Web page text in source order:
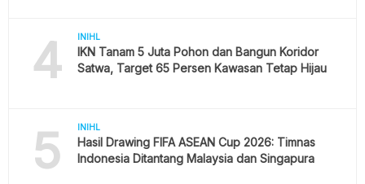
4 INIHL
IKN Tanam 5 Juta Pohon dan Bangun Koridor
Satwa, Target 65 Persen Kawasan Tetap Hijau
5 INIHL
Hasil Drawing FIFA ASEAN Cup 2026: Timnas
Indonesia Ditantang Malaysia dan Singapura